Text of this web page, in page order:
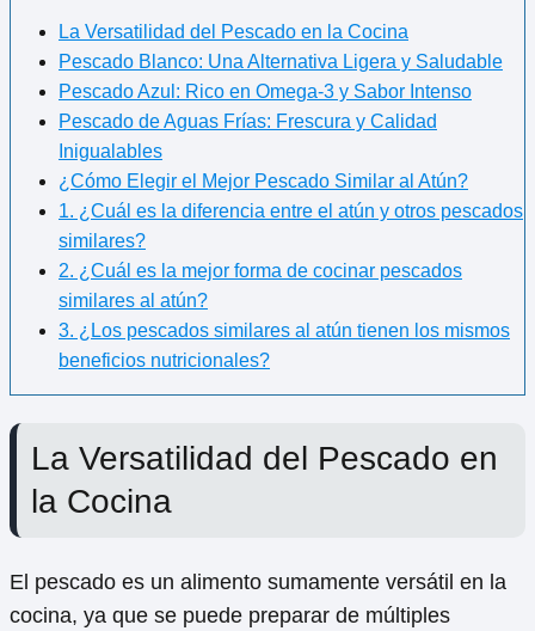
La Versatilidad del Pescado en la Cocina
Pescado Blanco: Una Alternativa Ligera y Saludable
Pescado Azul: Rico en Omega-3 y Sabor Intenso
Pescado de Aguas Frías: Frescura y Calidad
Inigualables
¿Cómo Elegir el Mejor Pescado Similar al Atún?
1. ¿Cuál es la diferencia entre el atún y otros pescados
similares?
2. ¿Cuál es la mejor forma de cocinar pescados
similares al atún?
3. ¿Los pescados similares al atún tienen los mismos
beneficios nutricionales?
La Versatilidad del Pescado en
la Cocina
El pescado es un alimento sumamente versátil en la
cocina, ya que se puede preparar de múltiples